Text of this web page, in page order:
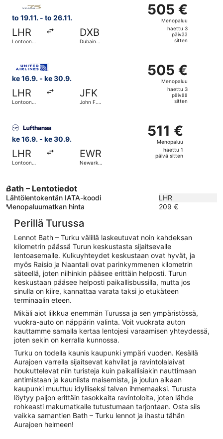
to 19.11. - to 26.11.
LHR
Lontoon
DXB
Dubain
505 €
Menopaluu,
haettu
505 €
Menopaluu
haettu 3
päivää
sitten
ke 16.9. - ke 30.9.
LHR
Lontoon
JFK
John F.
505 €
Menopaluu,
haettu
505 €
Menopaluu
haettu 3
päivää
sitten
ke 16.9. - ke 30.9.
LHR
Lontoon
EWR
Newark
511 €
Menopaluu,
haettu
511 €
Menopaluu
haettu 1
päivä sitten
Bath – Lentotiedot
Lähtölentokentän IATA-koodi
LHR
Menopaluumatkan hinta
209 €
Perillä Turussa
Lennot Bath – Turku välillä laskeutuvat noin kahdeksan
kilometrin päässä Turun keskustasta sijaitsevalle
lentoasemalle. Kulkuyhteydet keskustaan ovat hyvät, ja
myös Raisio ja Naantali ovat parinkymmenen kilometrin
säteellä, joten niihinkin pääsee erittäin helposti. Turun
keskustaan pääsee helposti paikallisbussilla, mutta jos
sinulla on kiire, kannattaa varata taksi jo etukäteen
terminaalin eteen.
Mikäli aiot liikkua enemmän Turussa ja sen ympäristössä,
vuokra-auto on näppärin valinta. Voit vuokrata auton
kauttamme samalla kertaa lentojesi varaamisen yhteydessä,
joten sekin on kerralla kunnossa.
Turku on todella kaunis kaupunki ympäri vuoden. Kesällä
Aurajoen varrella sijaitsevat kahvilat ja ravintolalaivat
houkuttelevat niin turisteja kuin paikallisiakin nauttimaan
antimistaan ja kauniista maisemista, ja joulun aikaan
kaupunki muuttuu idylliseksi talven ihmemaaksi. Turusta
löytyy paljon erittäin tasokkaita ravintoloita, joten lähde
rohkeasti makumatkalle tutustumaan tarjontaan. Osta siis
vaikka samantien Bath – Turku lennot ja ihastu tähän
Aurajoen helmeen!